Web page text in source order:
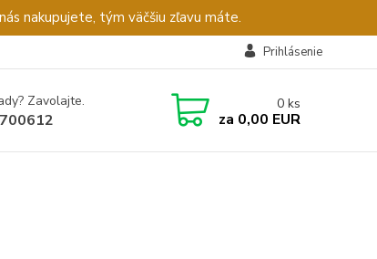
nakupujete, tým väčšiu zľavu máte.
Prihlásenie
Zavolajte. 0 ks
za 0,00 EUR